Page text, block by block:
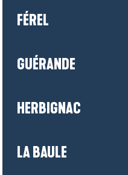
FÉREL
GUÉRANDE
HERBIGNAC
LA BAULE
30
AOÛT
Google
07